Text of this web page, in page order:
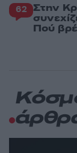
62 Στην
Πού